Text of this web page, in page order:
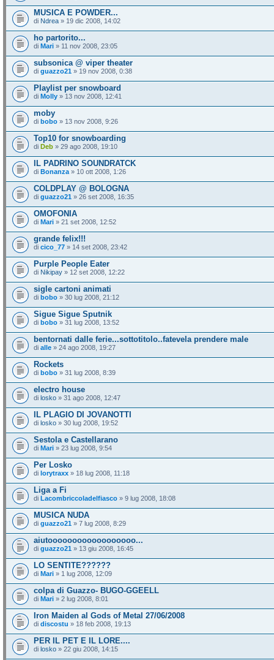
MUSICA E POWDER...
di Ndrea » 19 dic 2008, 14:02
ho partorito...
di Mari » 11 nov 2008, 23:05
subsonica @ viper theater
di guazzo21 » 19 nov 2008, 0:38
Playlist per snowboard
di Molly » 13 nov 2008, 12:41
moby
di bobo » 13 nov 2008, 9:26
Top10 for snowboarding
di Deb » 29 ago 2008, 19:10
IL PADRINO SOUNDRATCK
di Bonanza » 10 ott 2008, 1:26
COLDPLAY @ BOLOGNA
di guazzo21 » 26 set 2008, 16:35
OMOFONIA
di Mari » 21 set 2008, 12:52
grande felix!!!
di cico_77 » 14 set 2008, 23:42
Purple People Eater
di Nikipay » 12 set 2008, 12:22
sigle cartoni animati
di bobo » 30 lug 2008, 21:12
Sigue Sigue Sputnik
di bobo » 31 lug 2008, 13:52
bentornati dalle ferie...sottotitolo..fatevela prendere male
di alle » 24 ago 2008, 19:27
Rockets
di bobo » 31 lug 2008, 8:39
electro house
di losko » 31 ago 2008, 12:47
IL PLAGIO DI JOVANOTTI
di losko » 30 lug 2008, 19:52
Sestola e Castellarano
di Mari » 23 lug 2008, 9:54
Per Losko
di lorytraxx » 18 lug 2008, 11:18
Liga a Fi
di Lacombriccoladelfiasco » 9 lug 2008, 18:08
MUSICA NUDA
di guazzo21 » 7 lug 2008, 8:29
aiutoooooooooooooooooo...
di guazzo21 » 13 giu 2008, 16:45
LO SENTITE??????
di Mari » 1 lug 2008, 12:09
colpa di Guazzo- BUGO-GGEELL
di Mari » 2 lug 2008, 8:01
Iron Maiden al Gods of Metal 27/06/2008
di discostu » 18 feb 2008, 19:13
PER IL PET E IL LORE....
di losko » 22 giu 2008, 14:15